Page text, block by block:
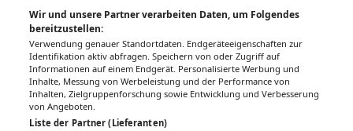
Wir und unsere Partner verarbeiten Daten, um Folgendes
bereitzustellen:
Verwendung genauer Standortdaten. Endgeräteeigenschaften zur
Identifikation aktiv abfragen. Speichern von oder Zugriff auf
Informationen auf einem Endgerät. Personalisierte Werbung und
Inhalte, Messung von Werbeleistung und der Performance von
Inhalten, Zielgruppenforschung sowie Entwicklung und Verbesserung
von Angeboten.
Liste der Partner (Lieferanten)